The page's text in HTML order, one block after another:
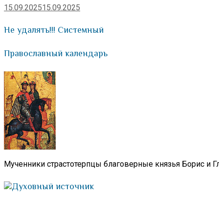
15.09.202515.09.2025
Не удалять!!! Системный
Православный календарь
Мученники страстотерпцы благоверные князья Борис и
Духовный источник